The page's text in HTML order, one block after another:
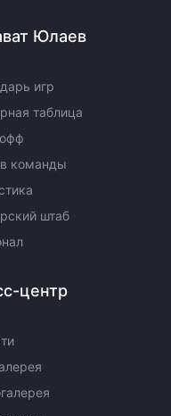
Юлаев
игр
таблица
команды
штаб
центр